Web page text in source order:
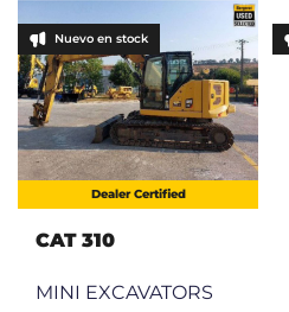
Nuevo en stock
Dealer Certified
CAT 310
MINI EXCAVATORS